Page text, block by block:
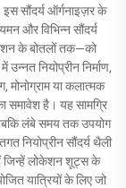
इस सौंदर्य ऑर्गनाइज़र के
और विभिन्न सौंदर्य
के बोतलों तक—को
नियोप्रीन निर्माण,
मोनोग्राम या कलात्मक
समावेश है। यह सामग्रि
लंबे समय तक उपयोग
नियोप्रीन सौंदर्य थैली
जिन्हें लोकेशन शूट्स के
यात्रियों के लिए जो